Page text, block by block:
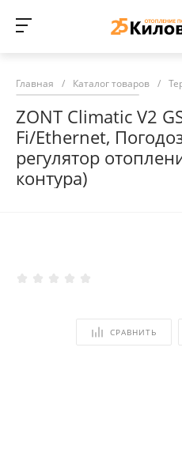
Главная / Каталог товаров /
ZONT Climatic V2
Fi/Ethernet,
регулятор
контура)
СРАВНИТЬ